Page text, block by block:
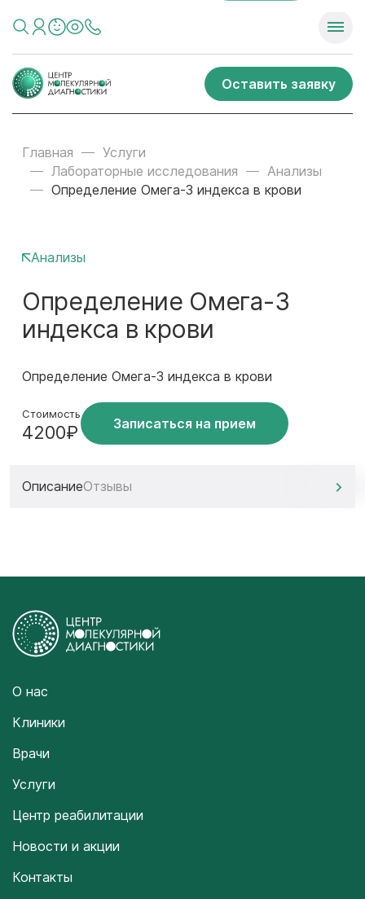
Оставить заявку
Главная
Услуги
Лабораторные исследования
Анализы
Определение Омега-3 индекса в крови
Анализы
Определение Омега-3
индекса в крови
Определение Омега-3 индекса в крови
Стоимость
4200₽ Записаться на прием
ОписаниеОтзывы
О нас
Клиники
Врачи
Услуги
Центр реабилитации
Новости и акции
Контакты